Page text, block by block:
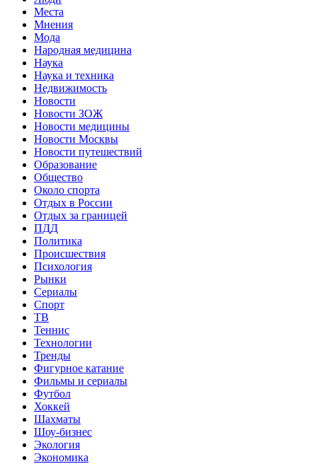
Места
Мнения
Мода
Народная медицина
Наука
Наука и техника
Недвижимость
Новости
Новости ЗОЖ
Новости медицины
Новости Москвы
Новости путешествий
Образование
Общество
Около спорта
Отдых в России
Отдых за границей
ПДД
Политика
Происшествия
Психология
Рынки
Сериалы
Спорт
ТВ
Теннис
Технологии
Тренды
Фигурное катание
Фильмы и сериалы
Футбол
Хоккей
Шахматы
Шоу-бизнес
Экология
Экономика